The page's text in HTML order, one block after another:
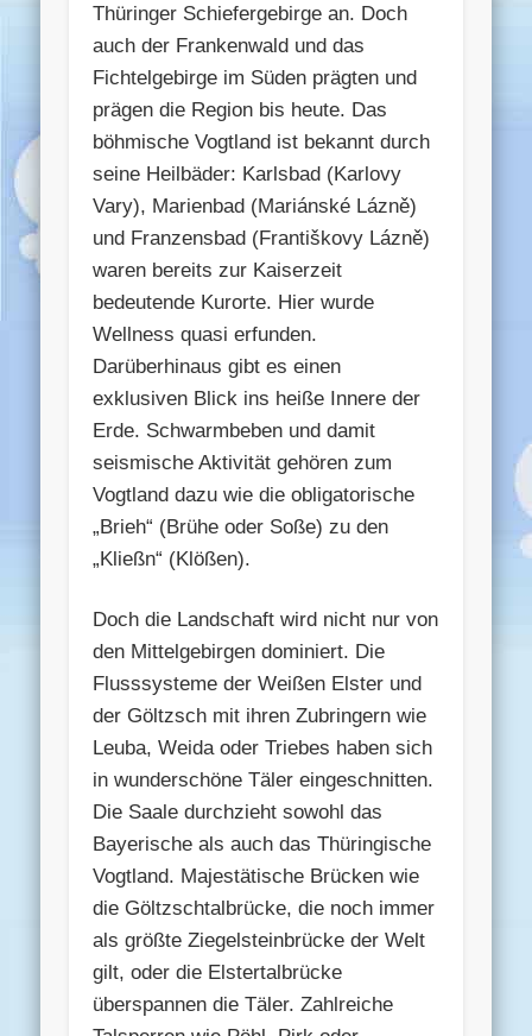
Thüringer Schiefergebirge an. Doch
auch der Frankenwald und das
Fichtelgebirge im Süden prägten und
prägen die Region bis heute. Das
böhmische Vogtland ist bekannt durch
seine Heilbäder: Karlsbad (Karlovy
Vary), Marienbad (Mariánské Lázně)
und Franzensbad (Františkovy Lázně)
waren bereits zur Kaiserzeit
bedeutende Kurorte. Hier wurde
Wellness quasi erfunden.
Darüberhinaus gibt es einen
exklusiven Blick ins heiße Innere der
Erde. Schwarmbeben und damit
seismische Aktivität gehören zum
Vogtland dazu wie die obligatorische
„Brieh“ (Brühe oder Soße) zu den
„Kließn“ (Klößen).
Doch die Landschaft wird nicht nur von
den Mittelgebirgen dominiert. Die
Flusssysteme der Weißen Elster und
der Göltzsch mit ihren Zubringern wie
Leuba, Weida oder Triebes haben sich
in wunderschöne Täler eingeschnitten.
Die Saale durchzieht sowohl das
Bayerische als auch das Thüringische
Vogtland. Majestätische Brücken wie
die Göltzschtalbrücke, die noch immer
als größte Ziegelsteinbrücke der Welt
gilt, oder die Elstertalbrücke
überspannen die Täler. Zahlreiche